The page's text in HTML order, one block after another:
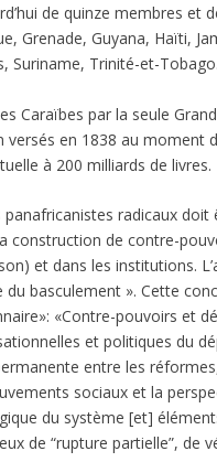
de quinze membres et
Grenade, Guyana, Haïti,
Suriname, Trinité-et-Tobago.
Caraïbes par la seule
en 1838 au moment
à 200 milliards de livres.
radicaux
de contre-
et dans les institutions.
basculement ». Cette
«Contre-pouvoirs et
et politiques du
entre les
sociaux et la
du système [et]
de “rupture partielle”, de